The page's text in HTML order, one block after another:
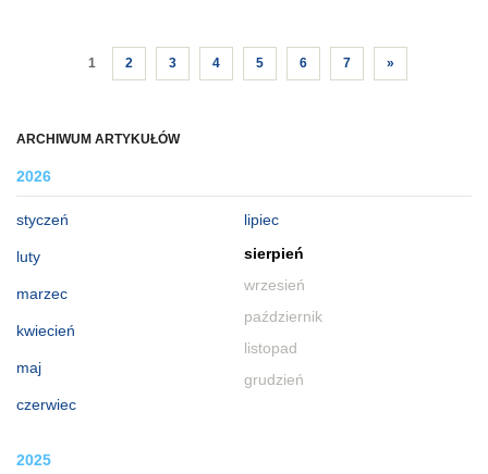
ARCHIWUM ARTYKUŁÓW
2026
styczeń
luty
marzec
kwiecień
maj
czerwiec
lipiec
sierpień
wrzesień
październik
listopad
grudzień
2025
1 2 3 4 5 6 7 »